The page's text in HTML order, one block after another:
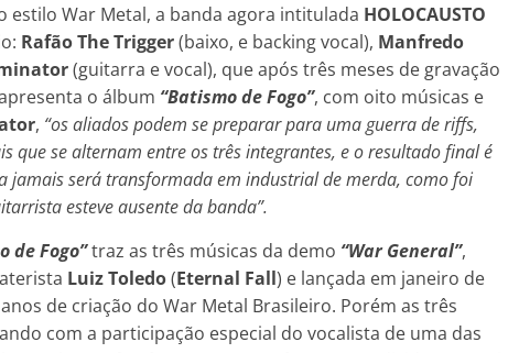
estilo War Metal, a banda agora intitulada HOLOCAUSTO
Rafão The Trigger(baixo, e backing vocal), Manfredo
(guitarra e vocal), que após três meses de gravação
o álbum “Batismo de Fogo”, com oito músicas e
, “os aliados podem se preparar para uma guerra de riffs,
que se alternam entre os três integrantes, e o resultado final é
jamais será transformada em industrial de merda, como foi
esteve ausente da banda”.
de Fogo”traz as três músicas da demo “War General”,
Luiz Toledo(Eternal Fall) e lançada em janeiro de
de criação do War Metal Brasileiro. Porém as três
com a participação especial do vocalista de uma das